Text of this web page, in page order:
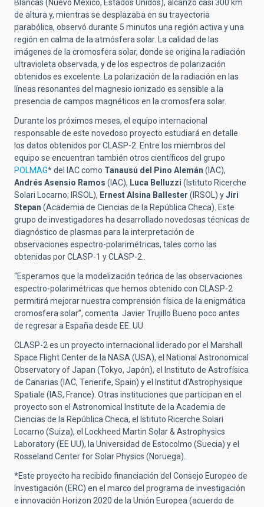
Blancas (Nuevo México, Estados Unidos), alcanzó casi 300 km
de altura y, mientras se desplazaba en su trayectoria
parabólica, observó durante 5 minutos una región activa y una
región en calma de la atmósfera solar. La calidad de las
imágenes de la cromosfera solar, donde se origina la radiación
ultravioleta observada, y de los espectros de polarización
obtenidos es excelente. La polarización de la radiación en las
líneas resonantes del magnesio ionizado es sensible a la
presencia de campos magnéticos en la cromosfera solar.
Durante los próximos meses, el equipo internacional
responsable de este novedoso proyecto estudiará en detalle
los datos obtenidos por CLASP-2. Entre los miembros del
equipo se encuentran también otros científicos del grupo
POLMAG* del IAC como Tanausú del Pino Alemán (IAC),
Andrés Asensio Ramos (IAC), Luca Belluzzi (Istituto Ricerche
Solari Locarno; IRSOL), Ernest Alsina Ballester (IRSOL) yJiri
Stepan (Academia de Ciencias de la República Checa). Este
grupo de investigadores ha desarrollado novedosas técnicas de
diagnóstico de plasmas para la interpretación de
observaciones espectro-polarimétricas, tales como las
obtenidas por CLASP-1 y CLASP-2..
“Esperamos que la modelización teórica de las observaciones
espectro-polarimétricas que hemos obtenido con CLASP-2
permitirá mejorar nuestra comprensión física de la enigmática
cromosfera solar”, comenta Javier Trujillo Bueno poco antes
de regresar a España desde EE. UU.
CLASP-2 es un proyecto internacional liderado por el Marshall
Space Flight Center de la NASA (USA), el National Astronomical
Observatory of Japan (Tokyo, Japón), el Instituto de Astrofísica
de Canarias (IAC, Tenerife, Spain) y el Institut d'Astrophysique
Spatiale (IAS, France). Otras instituciones que participan en el
proyecto son el Astronomical Institute de la Academia de
Ciencias de la República Checa, el Istituto Ricerche Solari
Locarno (Suiza), el Lockheed Martin Solar & Astrophysics
Laboratory (EE UU), la Universidad de Estocolmo (Suecia) y el
Rosseland Center for Solar Physics (Noruega).
*Este proyecto ha recibido financiación del Consejo Europeo de
Investigación (ERC) en el marco del programa de investigación
e innovación Horizon 2020 de la Unión Europea (acuerdo de